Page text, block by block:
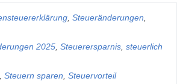
Steueränderungen
2025 Steuerersparnis steuerlich
Steuern sparen Steuervorteil